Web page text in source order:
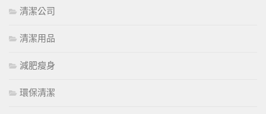
清潔公司
清潔用品
減肥瘦身
環保清潔